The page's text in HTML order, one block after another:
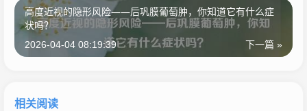
高度近视的隐形风险——后巩膜葡萄肿，你知道它有什么症
状吗？
下一篇 »
2026-04-04 08:19:39
相关阅读